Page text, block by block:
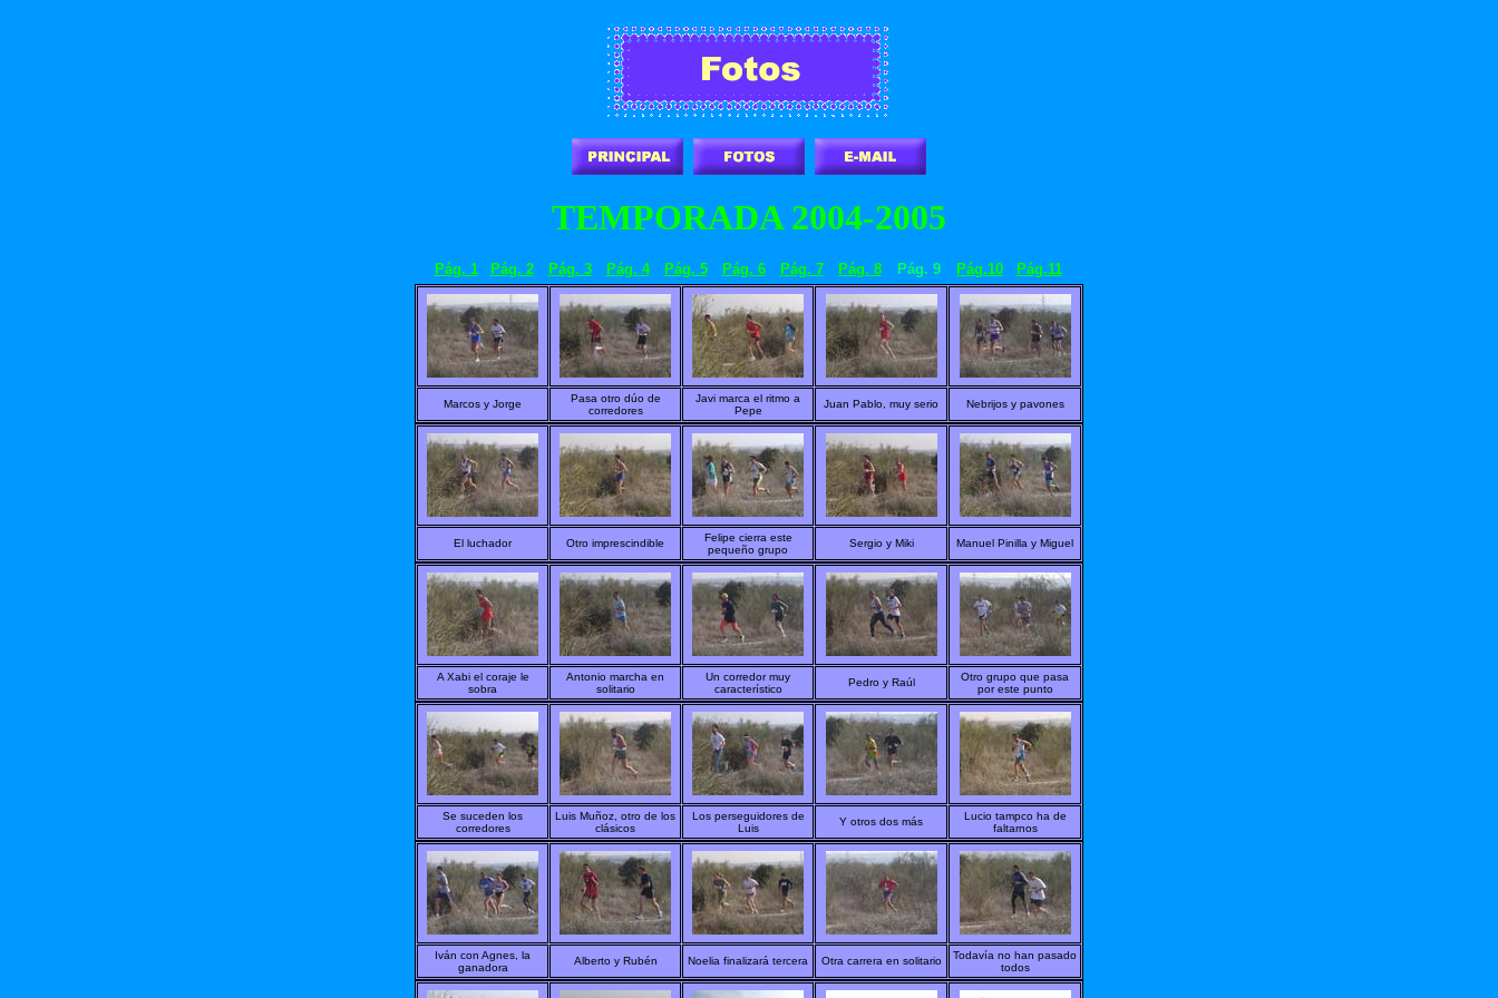
TEMPORADA 2004-2005
Pág. 1 Pág. 2 Pág. 3 Pág. 4 Pág. 5 Pág. 6 Pág. 7 Pág. 8 Pág. 9 Pág.10 Pág.11
Marcos y Jorge
Pasa otro dúo de
corredores
Javi marca el ritmo a
Pepe
Juan Pablo, muy serio Nebrijos y pavones
El luchador Otro imprescindible
Felipe cierra este
pequeño grupo
Sergio y Miki Manuel Pinilla y Miguel
A Xabi el coraje le
sobra
Antonio marcha en
solitario
Un corredor muy
característico
Pedro y Raúl
Otro grupo que pasa
por este punto
Se suceden los
corredores
Luis Muñoz, otro de los
clásicos
Los perseguidores de
Luis
Y otros dos más
Lucio tampco ha de
faltarnos
Iván con Agnes, la
ganadora
Alberto y Rubén Noelia finalizará tercera Otra carrera en solitario
Todavía no han pasado
todos